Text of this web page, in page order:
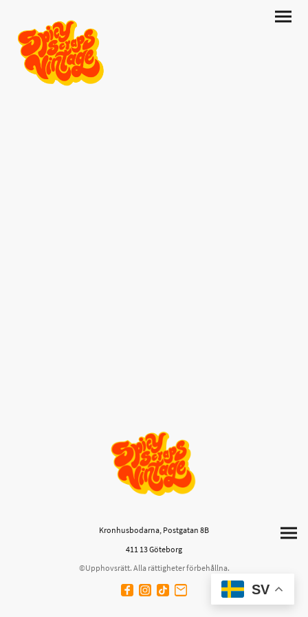
Kronhusbodarna, Postgatan 8B
411 13 Göteborg
©Upphovsrätt. Alla rättigheter förbehållna.
SV